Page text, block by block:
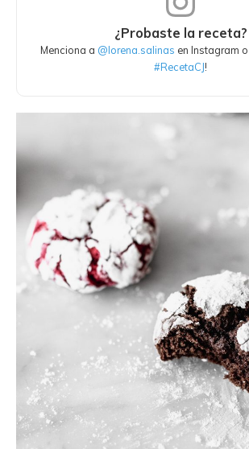
¿Probaste la receta?
Menciona a @lorena.salinas en Instagram
#RecetaCJ!